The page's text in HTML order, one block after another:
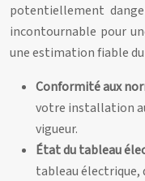
potentiellement
incontournable pour
une estimation fiable
Conformité aux
votre installation
vigueur.
État du tableau
tableau électrique,